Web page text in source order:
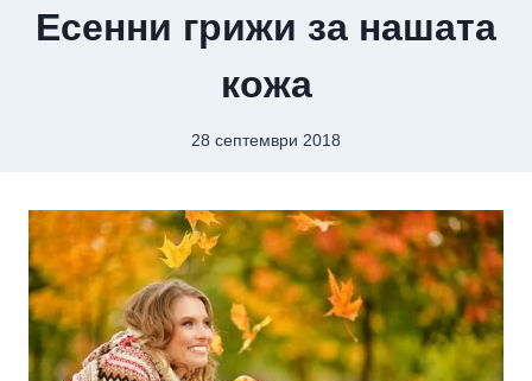
Есенни грижи за нашата
кожа
28 септември 2018